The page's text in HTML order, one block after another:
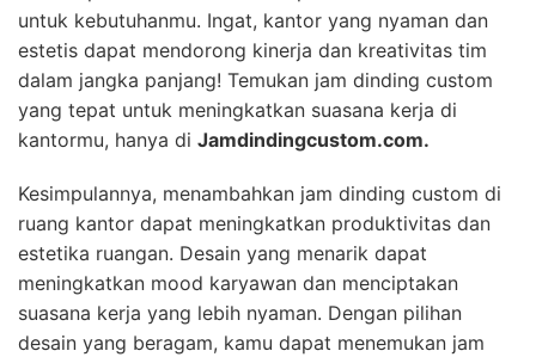
untuk kebutuhanmu. Ingat, kantor yang nyaman dan
estetis dapat mendorong kinerja dan kreativitas tim
dalam jangka panjang! Temukan jam dinding custom
yang tepat untuk meningkatkan suasana kerja di
kantormu, hanya di Jamdindingcustom.com.
Kesimpulannya, menambahkan jam dinding custom di
ruang kantor dapat meningkatkan produktivitas dan
estetika ruangan. Desain yang menarik dapat
meningkatkan mood karyawan dan menciptakan
suasana kerja yang lebih nyaman. Dengan pilihan
desain yang beragam, kamu dapat menemukan jam